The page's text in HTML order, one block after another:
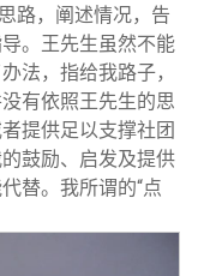
路，阐述情况，告
。王先生虽然不能
法，指给我路子，
有依照王先生的思
提供足以支撑社团
鼓励、启发及提供
替。我所谓的“点